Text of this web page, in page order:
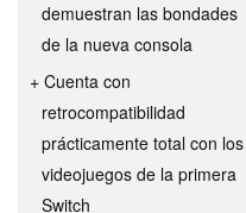
demuestran las bondades
de la nueva consola
Cuenta con
retrocompatibilidad
prácticamente total con los
videojuegos de la primera
Switch